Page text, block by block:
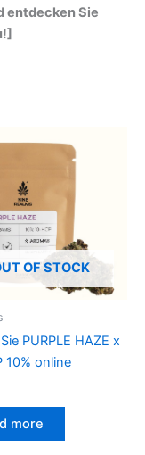
entdecken Sie
OF STOCK
PURPLE HAZE x
10% online
more